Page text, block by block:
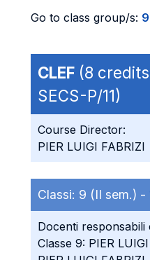
Go to class group/s: 9
CLEF (8
SECS-P/11)
Course Director:
PIER LUIGI FABRIZI
Classi: 9 (II sem.) -
Docenti responsabili
Classe 9: PIER